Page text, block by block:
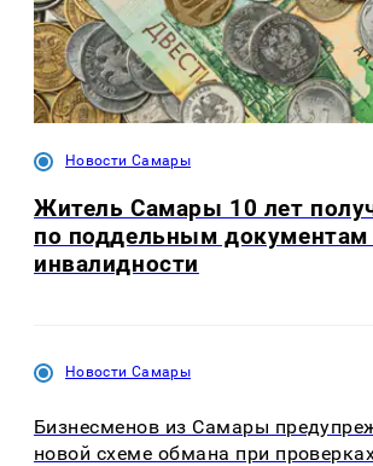
Новости Самары
Житель Самары 10 лет
по поддельным документам
инвалидности
Новости Самары
Бизнесменов из Самары
новой схеме обмана при